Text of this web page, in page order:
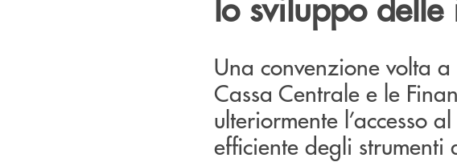
Una convenzione volta
Cassa Centrale e le
ulteriormente l’accesso
efficiente degli